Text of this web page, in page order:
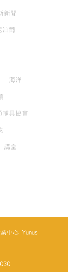
新聞
泊爾
海洋
輔具協會
講堂
中心 Yunus